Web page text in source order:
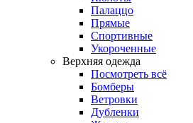
Палаццо
Прямые
Спортивные
Укороченные
Верхняя одежда
Посмотреть всё
Бомберы
Ветровки
Дубленки